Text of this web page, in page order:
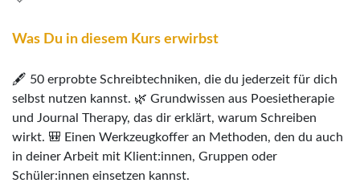
Was Du in diesem Kurs erwirbst
🖋️ 50 erprobte Schreibtechniken, die du jederzeit für dich
selbst nutzen kannst. 🌿 Grundwissen aus Poesietherapie
und Journal Therapy, das dir erklärt, warum Schreiben
wirkt. 🎒 Einen Werkzeugkoffer an Methoden, den du auch
in deiner Arbeit mit Klient:innen, Gruppen oder
Schüler:innen einsetzen kannst.